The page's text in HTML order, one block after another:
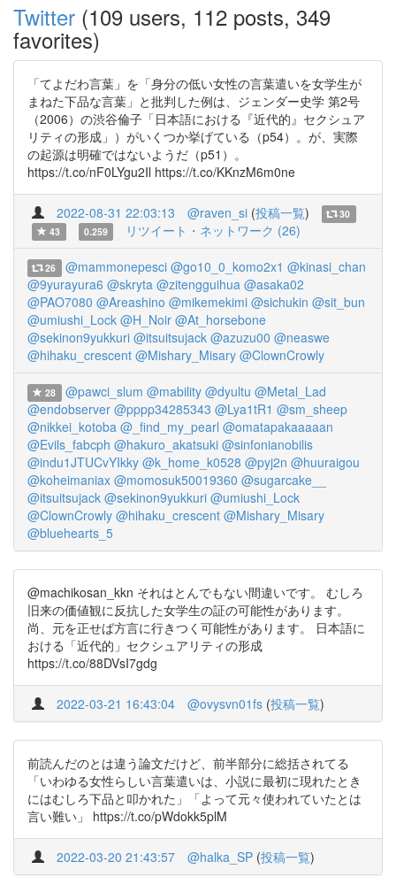
Twitter (109 users, 112 posts, 349
favorites)
「てよだわ言葉」を「身分の低い女性の言葉遣いを女学生が
まねた下品な言葉」と批判した例は、ジェンダー史学 第2号
（2006）の渋谷倫子「日本語における『近代的』セクシュア
リティの形成」）がいくつか挙げている（p54）。が、実際
の起源は明確ではないようだ（p51）。
https://t.co/nF0LYgu2Il https://t.co/KKnzM6m0ne
2022-08-31 22:03:13 @raven_si (投稿一覧)
30
43
0.259 リツイート・ネットワーク (26)
26 @mammonepesci @go10_0_komo2x1 @kinasi_chan
@9yurayura6 @skryta @zitengguihua @asaka02
@PAO7080 @Areashino @mikemekimi @sichukin @sit_bun
@umiushi_Lock @H_Noir @At_horsebone
@sekinon9yukkuri @itsuitsujack @azuzu00 @neaswe
@hihaku_crescent @Mishary_Misary @ClownCrowly
28 @pawci_slum @mability @dyultu @Metal_Lad
@endobserver @pppp34285343 @Lya1tR1 @sm_sheep
@nikkei_kotoba @_find_my_pearl @omatapakaaaaan
@Evils_fabcph @hakuro_akatsuki @sinfonianobilis
@indu1JTUCvYIkky @k_home_k0528 @pyj2n @huuraigou
@koheimaniax @momosuk50019360 @sugarcake__
@itsuitsujack @sekinon9yukkuri @umiushi_Lock
@ClownCrowly @hihaku_crescent @Mishary_Misary
@bluehearts_5
@machikosan_kkn それはとんでもない間違いです。 むしろ
旧来の価値観に反抗した女学生の証の可能性があります。
尚、元を正せば方言に行きつく可能性があります。 日本語に
おける「近代的」セクシュアリティの形成
https://t.co/88DVsI7gdg
2022-03-21 16:43:04 @ovysvn01fs (投稿一覧)
前読んだのとは違う論文だけど、前半部分に総括されてる
「いわゆる女性らしい言葉遣いは、小説に最初に現れたとき
にはむしろ下品と叩かれた」「よって元々使われていたとは
言い難い」 https://t.co/pWdokk5plM
2022-03-20 21:43:57 @halka_SP (投稿一覧)